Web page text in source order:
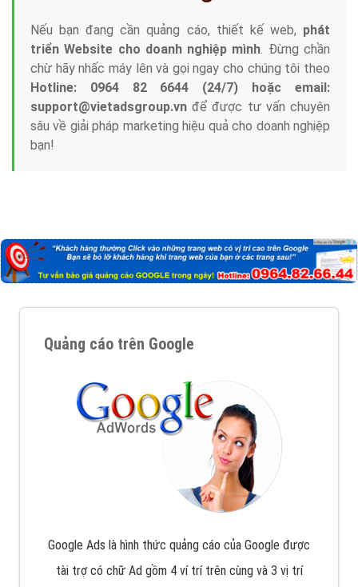
Nếu bạn đang cần quảng cáo, thiết kế web, phát
triển Website cho doanh nghiệp mình. Đừng chần
chừ hãy nhấc máy lên và gọi ngay cho chúng tôi theo
Hotline: 0964 82 6644 (24/7) hoặc email:
support@vietadsgroup.vn để được tư vấn chuyên
sâu về giải pháp marketing hiệu quả cho doanh nghiệp
bạn!
Quảng cáo trên Google
Google Ads là hình thức quảng cáo của Google được
tài trợ có chữ Ad gồm 4 ví trí trên cùng và 3 vị trí